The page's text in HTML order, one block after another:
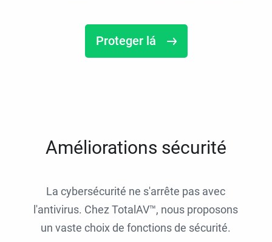
Proteger lá
Améliorations sécurité
La cybersécurité ne s'arrête pas avec
l'antivirus. Chez TotalAV™, nous proposons
un vaste choix de fonctions de sécurité.